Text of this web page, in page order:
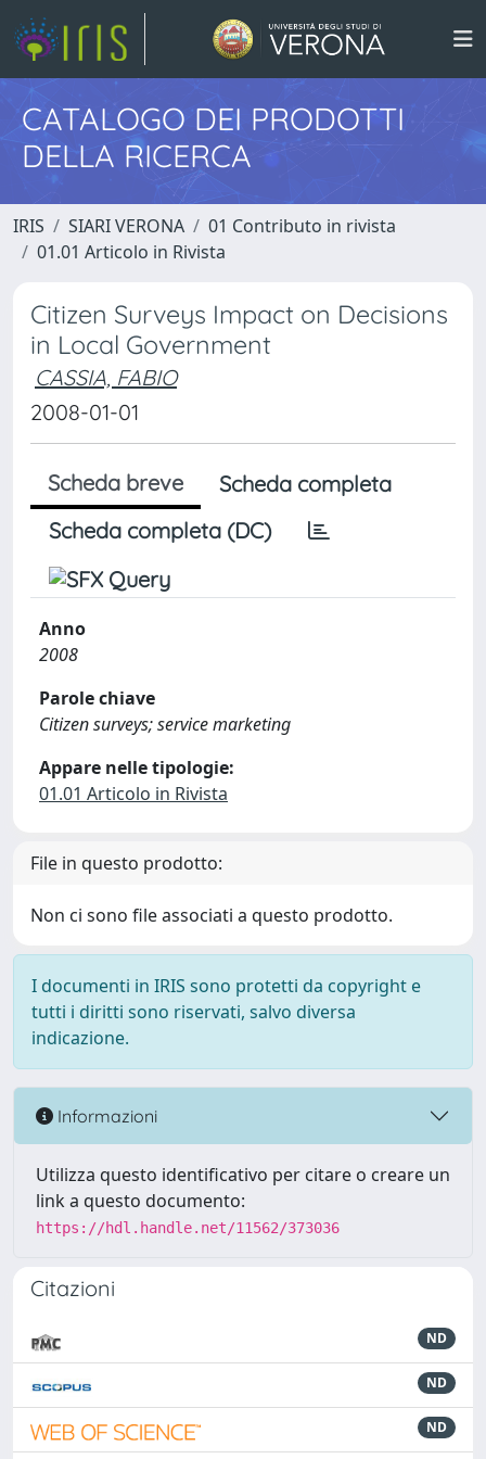
CATALOGO DEI PRODOTTI
DELLA RICERCA
IRIS SIARI VERONA
01 Contributo in rivista
01.01 Articolo in Rivista
Citizen Surveys Impact on Decisions
in Local Government
CASSIA, FABIO
2008-01-01
Scheda breve
Scheda completa
Scheda completa (DC)
Anno
2008
Parole chiave
Citizen surveys; service marketing
Appare nelle tipologie:
01.01 Articolo in Rivista
File in questo prodotto:
Non ci sono file associati a questo prodotto.
I documenti in IRIS sono protetti da copyright e
tutti i diritti sono riservati, salvo diversa
indicazione.
Informazioni
Utilizza questo identificativo per citare o creare un
link a questo documento:
https://hdl.handle.net/11562/373036
Citazioni
ND
ND
ND